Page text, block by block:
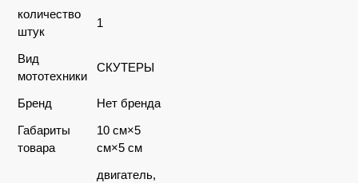
количество
штук
1
Вид
мототехники
СКУТЕРЫ
Бренд
Нет бренда
Габариты
товара
10 см×5
см×5 см
двигатель,